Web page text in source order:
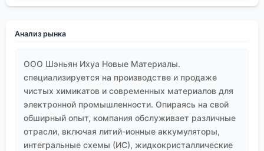
просто продавать бочки с химикатом. Именно
качественного экспорта из Китая.
Анализ рынка
ООО Шэньян Ихуа Новые Материалы.
специализируется на производстве и продаже
чистых химикатов и современных материалов для
электронной промышленности. Опираясь на свой
обширный опыт, компания обслуживает различные
отрасли, включая литий-ионные аккумуляторы,
интегральные схемы (ИС), жидкокристаллические